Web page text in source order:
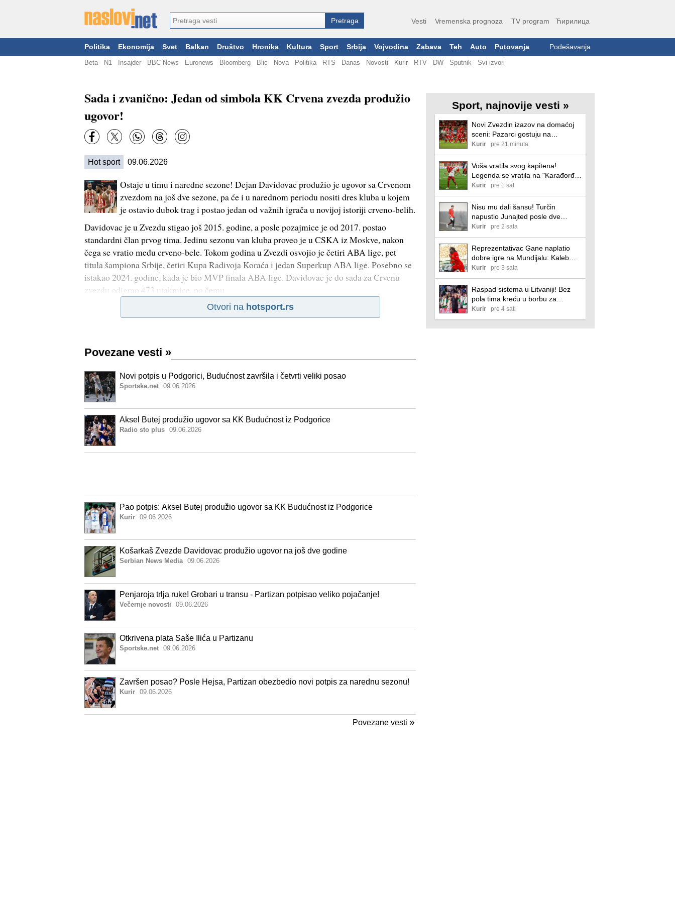
Vesti Vremenska prognoza TV program Ћирилица
Politika Ekonomija Svet Balkan Društvo Hronika Kultura Sport Srbija Vojvodina Zabava Teh Auto Putovanja Podešavanja
Beta N1 Insajder BBC News Euronews Bloomberg Blic Nova Politika RTS Danas Novosti Kurir RTV DW Sputnik Svi izvori
Sada i zvanično: Jedan od simbola KK Crvena zvezda produžio
ugovor!
Hot sport 09.06.2026
Ostaje u timu i naredne sezone! Dejan Davidovac produžio je ugovor sa Crvenom
zvezdom na još dve sezone, pa će i u narednom periodu nositi dres kluba u kojem
je ostavio dubok trag i postao jedan od važnih igrača u novijoj istoriji crveno-belih.
Davidovac je u Zvezdu stigao još 2015. godine, a posle pozajmice je od 2017. postao
standardni član prvog tima. Jedinu sezonu van kluba proveo je u CSKA iz Moskve, nakon
čega se vratio među crveno-bele. Tokom godina u Zvezdi osvojio je četiri ABA lige, pet
titula šampiona Srbije, četiri Kupa Radivoja Koraća i jedan Superkup ABA lige. Posebno se
istakao 2024. godine, kada je bio MVP finala ABA lige. Davidovac je do sada za Crvenu
zvezdu odigrao 473 utakmice, po čemu
Otvori na hotsport.rs
Povezane vesti »
Novi potpis u Podgorici, Budućnost završila i četvrti veliki posao
Sportske.net 09.06.2026
Aksel Butej produžio ugovor sa KK Budućnost iz Podgorice
Radio sto plus 09.06.2026
Pao potpis: Aksel Butej produžio ugovor sa KK Budućnost iz Podgorice
Kurir 09.06.2026
Košarkaš Zvezde Davidovac produžio ugovor na još dve godine
Serbian News Media 09.06.2026
Penjaroja trlja ruke! Grobari u transu - Partizan potpisao veliko pojačanje!
Večernje novosti 09.06.2026
Otkrivena plata Saše Ilića u Partizanu
Sportske.net 09.06.2026
Završen posao? Posle Hejsa, Partizan obezbedio novi potpis za narednu sezonu!
Kurir 09.06.2026
Povezane vesti »
Sport, najnovije vesti »
Novi Zvezdin izazov na domaćoj
sceni: Pazarci gostuju na
Marakani, evo gde možete gledati
direktan prenos ovog meča
Kurir pre 21 minuta
Voša vratila svog kapitena!
Legenda se vratila na "Karađorđe"
- sada ima potpuno novu ulogu!
Kurir pre 1 sat
Nisu mu dali šansu! Turčin
napustio Junajted posle dve
godine čekanja - sada ide u Ligu
Evrope!
Kurir pre 2 sata
Reprezentativac Gane naplatio
dobre igre na Mundijalu: Kaleb
Jirenki novi fudbaler Koventrija,
šesto pojačanje Franka Lamparda
Kurir pre 3 sata
Raspad sistema u Litvaniji! Bez
pola tima kreću u borbu za
Mundobasket - nema najvećih
imena!
Kurir pre 4 sati